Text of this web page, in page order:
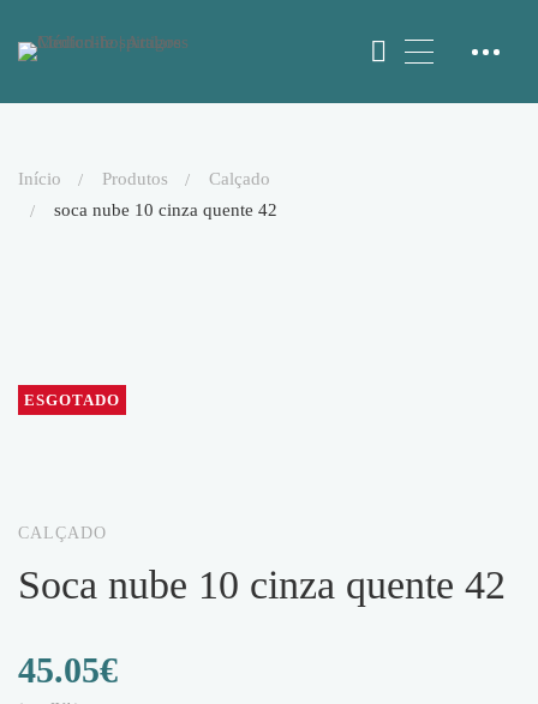
início produtos
calçado
soca nube 10 cinza quente 42
ESGOTADO
CALÇADO
soca nube 10 cinza quente 42
45.05€